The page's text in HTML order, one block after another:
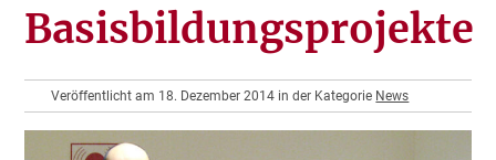
Basisbildungsprojekte
Veröffentlicht am 18. Dezember 2014 in der Kategorie News